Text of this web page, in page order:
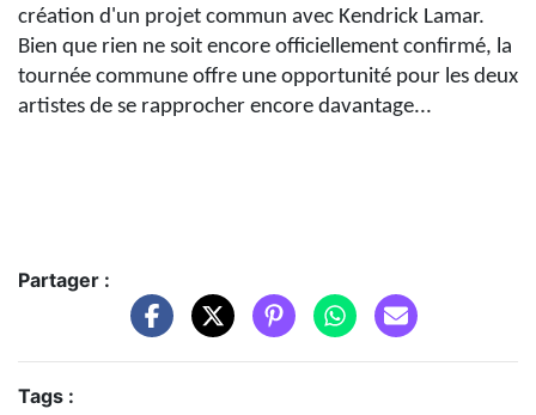
création d'un projet commun avec Kendrick Lamar.
Bien que rien ne soit encore officiellement confirmé, la
tournée commune offre une opportunité pour les deux
artistes de se rapprocher encore davantage...
Partager :
Tags :